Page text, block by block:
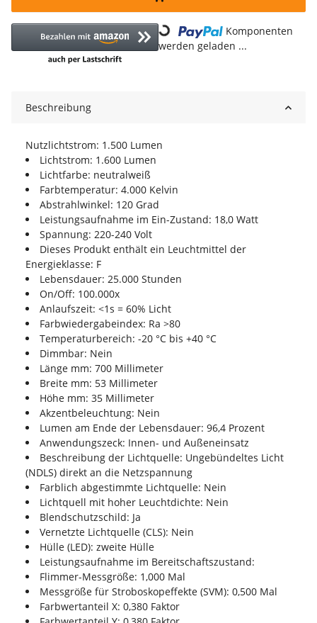
Loading...
Komponenten
werden geladen ...
Beschreibung
Nutzlichtstrom: 1.500 Lumen
Lichtstrom: 1.600 Lumen
Lichtfarbe: neutralweiß
Farbtemperatur: 4.000 Kelvin
Abstrahlwinkel: 120 Grad
Leistungsaufnahme im Ein-Zustand: 18,0 Watt
Spannung: 220-240 Volt
Dieses Produkt enthält ein Leuchtmittel der
Energieklasse: F
Lebensdauer: 25.000 Stunden
On/Off: 100.000x
Anlaufszeit: <1s = 60% Licht
Farbwiedergabeindex: Ra >80
Temperaturbereich: -20 °C bis +40 °C
Dimmbar: Nein
Länge mm: 700 Millimeter
Breite mm: 53 Millimeter
Höhe mm: 35 Millimeter
Akzentbeleuchtung: Nein
Lumen am Ende der Lebensdauer: 96,4 Prozent
Anwendungszeck: Innen- und Außeneinsatz
Beschreibung der Lichtquelle: Ungebündeltes Licht
(NDLS) direkt an die Netzspannung
Farblich abgestimmte Lichtquelle: Nein
Lichtquell mit hoher Leuchtdichte: Nein
Blendschutzschild: Ja
Vernetzte Lichtquelle (CLS): Nein
Hülle (LED): zweite Hülle
Leistungsaufnahme im Bereitschaftszustand:
Flimmer-Messgröße: 1,000 Mal
Messgröße für Stroboskopeffekte (SVM): 0,500 Mal
Farbwertanteil X: 0,380 Faktor